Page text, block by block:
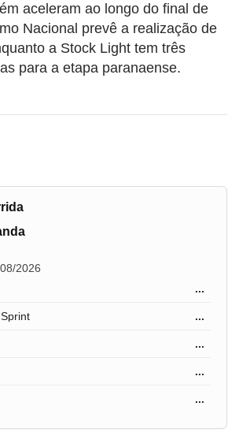
aceleram ao longo do final de
Nacional prevê a realização de
a Stock Light tem três
para a etapa paranaense.
2026
...
...
...
...
...